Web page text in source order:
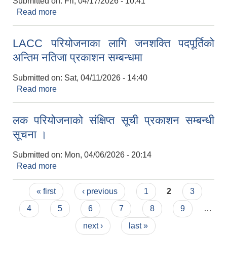
Read more
LACC परियोजनाका लागि जनशक्ति पदपूर्तिको
अन्तिम नतिजा प्रकाशन सम्बन्धमा
Submitted on: Sat, 04/11/2026 - 14:40
Read more
लक परियोजनाको संक्षिप्त सूची प्रकाशन सम्बन्धी
सूचना ।
Submitted on: Mon, 04/06/2026 - 20:14
Read more
Pages
« first ‹ previous 1 2
3
4
5 6 7 8 9
…
next ›
last »